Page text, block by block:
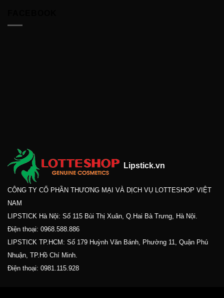
Lipstick.vn
CÔNG TY CỔ PHẦN THƯƠNG MẠI VÀ DỊCH VỤ LOTTESHOP VIỆT
NAM
LIPSTICK Hà Nội: Số 115 Bùi Thị Xuân, Q.Hai Bà Trưng, Hà Nội.
Điện thoại: 0968.588.886
LIPSTICK TP.HCM: Số 179 Huỳnh Văn Bánh, Phường 11, Quận Phú
Nhuận, TP.Hồ Chí Minh.
Điện thoại: 0981.115.928